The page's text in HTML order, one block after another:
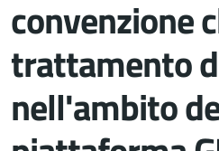
convenzione
trattamento
nell'ambito